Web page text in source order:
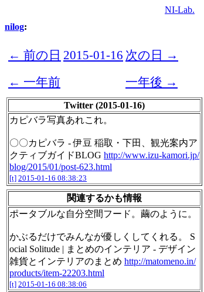
NI-Lab.
nilog:
← 前の日 2015-01-16 次の日 →
← 一年前
一年後 →
Twitter (2015-01-16)
カピバラ写真あれこれ。
〇〇カピバラ - 伊豆 稲取・下田、観光案内ア
クティブガイドBLOG http://www.izu-kamori.jp/
blog/2015/01/post-623.html
[t] 2015-01-16 08:38:23
関連するかも情報
ポータブルな自分空間フード。繭のように。
かぶるだけでみんなが優しくしてくれる。 S
ocial Solitude | まとめのインテリア - デザイン
雑貨とインテリアのまとめ http://matomeno.in/
products/item-22203.html
[t] 2015-01-16 08:38:06